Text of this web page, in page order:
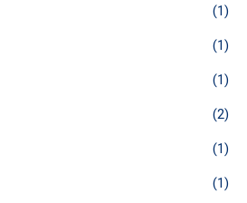
(1)
(1)
(1)
(2)
(1)
(1)